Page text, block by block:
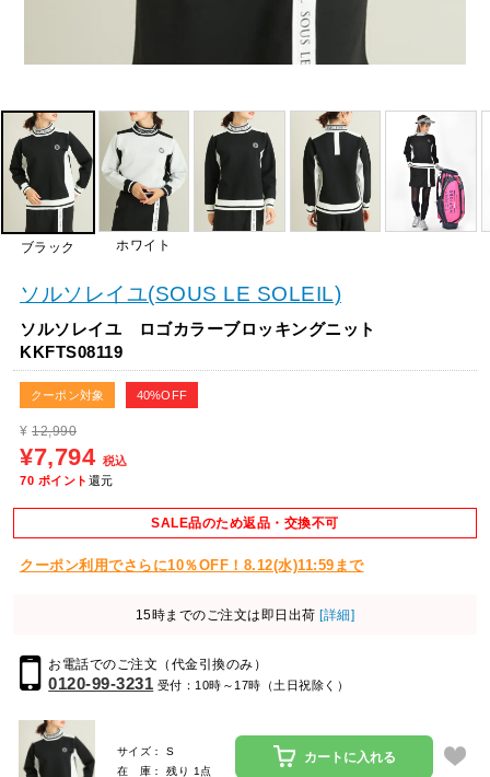
ブラック ホワイト
ソルソレイユ(SOUS LE SOLEIL)
ソルソレイユ ロゴカラーブロッキングニット
KKFTS08119
クーポン対象 40%OFF
¥ 12,990
¥7,794 税込
70 ポイント 還元
SALE品のため返品・交換不可
クーポン利用でさらに10％OFF！8.12(水)11:59まで
15時までのご注文は即日出荷 [詳細]
お電話でのご注文（代金引換のみ）
0120-99-3231 受付：10時～17時（土日祝除く）
サイズ： S
在 庫： 残り 1点
カートに入れる